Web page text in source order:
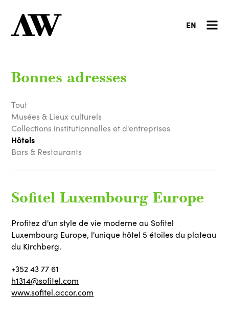
EN
Bonnes adresses
Tout
Musées & Lieux culturels
Collections institutionnelles et d'entreprises
Hôtels
Bars & Restaurants
Sofitel Luxembourg Europe
Profitez d'un style de vie moderne au Sofitel
Luxembourg Europe, l'unique hôtel 5 étoiles du plateau
du Kirchberg.
+352 43 77 61
h1314@sofitel.com
www.sofitel.accor.com